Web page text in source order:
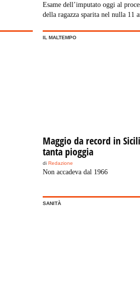
Esame dell’imputato oggi al
della ragazza sparita nel nulla 11
IL MALTEMPO
Maggio da record in
tanta pioggia
diRedazione
Non accadeva dal 1966
SANITÀ